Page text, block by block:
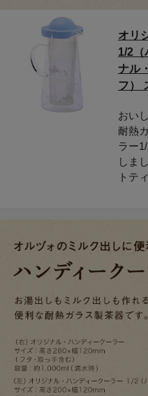
オリ
1/2（
ナル
フ）
おい
耐熱
ラー
しま
トテ